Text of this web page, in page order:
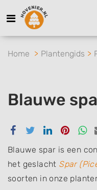
Home Plantengids
Blauwe
Delen
Facebook
Delen
Twitter
Delen
Linkedin
Delen
Blauwe spar is een
het geslacht Spar
soorten in onze